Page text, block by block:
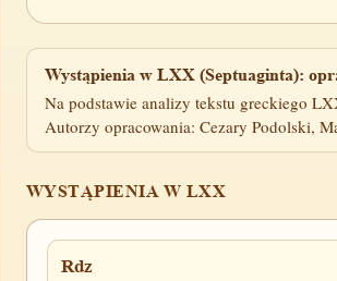
Wystąpienia w LXX (Septuaginta):
Na podstawie analizy tekstu greckiego
Autorzy opracowania: Cezary Podolski,
WYSTĄPIENIA W LXX
Rdz